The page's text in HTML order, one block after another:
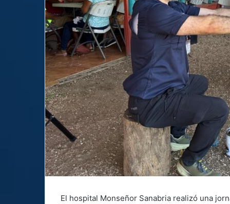
El hospital Monseñor Sanabria realizó una